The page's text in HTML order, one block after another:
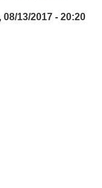
08/13/2017 - 20:20